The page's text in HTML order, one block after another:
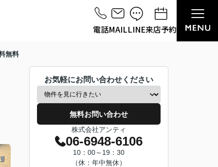
電話MAILLINE来店予約
無料
お気軽にお問い合わせください
無料お問い合わせ
株式会社アンティ
06-6948-6106
10：00～19：30
（休：年中無休）